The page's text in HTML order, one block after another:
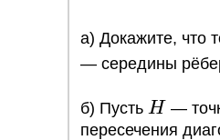
a) Докажите, что
— середины
б) Пусть H
H —
пересечения